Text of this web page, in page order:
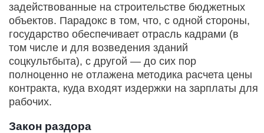
задействованные на строительстве бюджетных
объектов. Парадокс в том, что, с одной стороны,
государство обеспечивает отрасль кадрами (в
том числе и для возведения зданий
соцкультбыта), с другой — до сих пор
полноценно не отлажена методика расчета цены
контракта, куда входят издержки на зарплаты для
рабочих.
Закон раздора